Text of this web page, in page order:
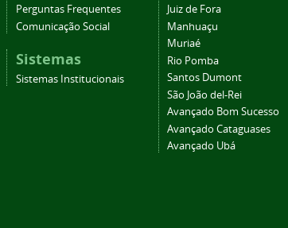
Perguntas Frequentes
Comunicação Social
Sistemas
Sistemas Institucionais
Juiz de Fora
Manhuaçu
Muriaé
Rio Pomba
Santos Dumont
São João del-Rei
Avançado Bom Sucesso
Avançado Cataguases
Avançado Ubá